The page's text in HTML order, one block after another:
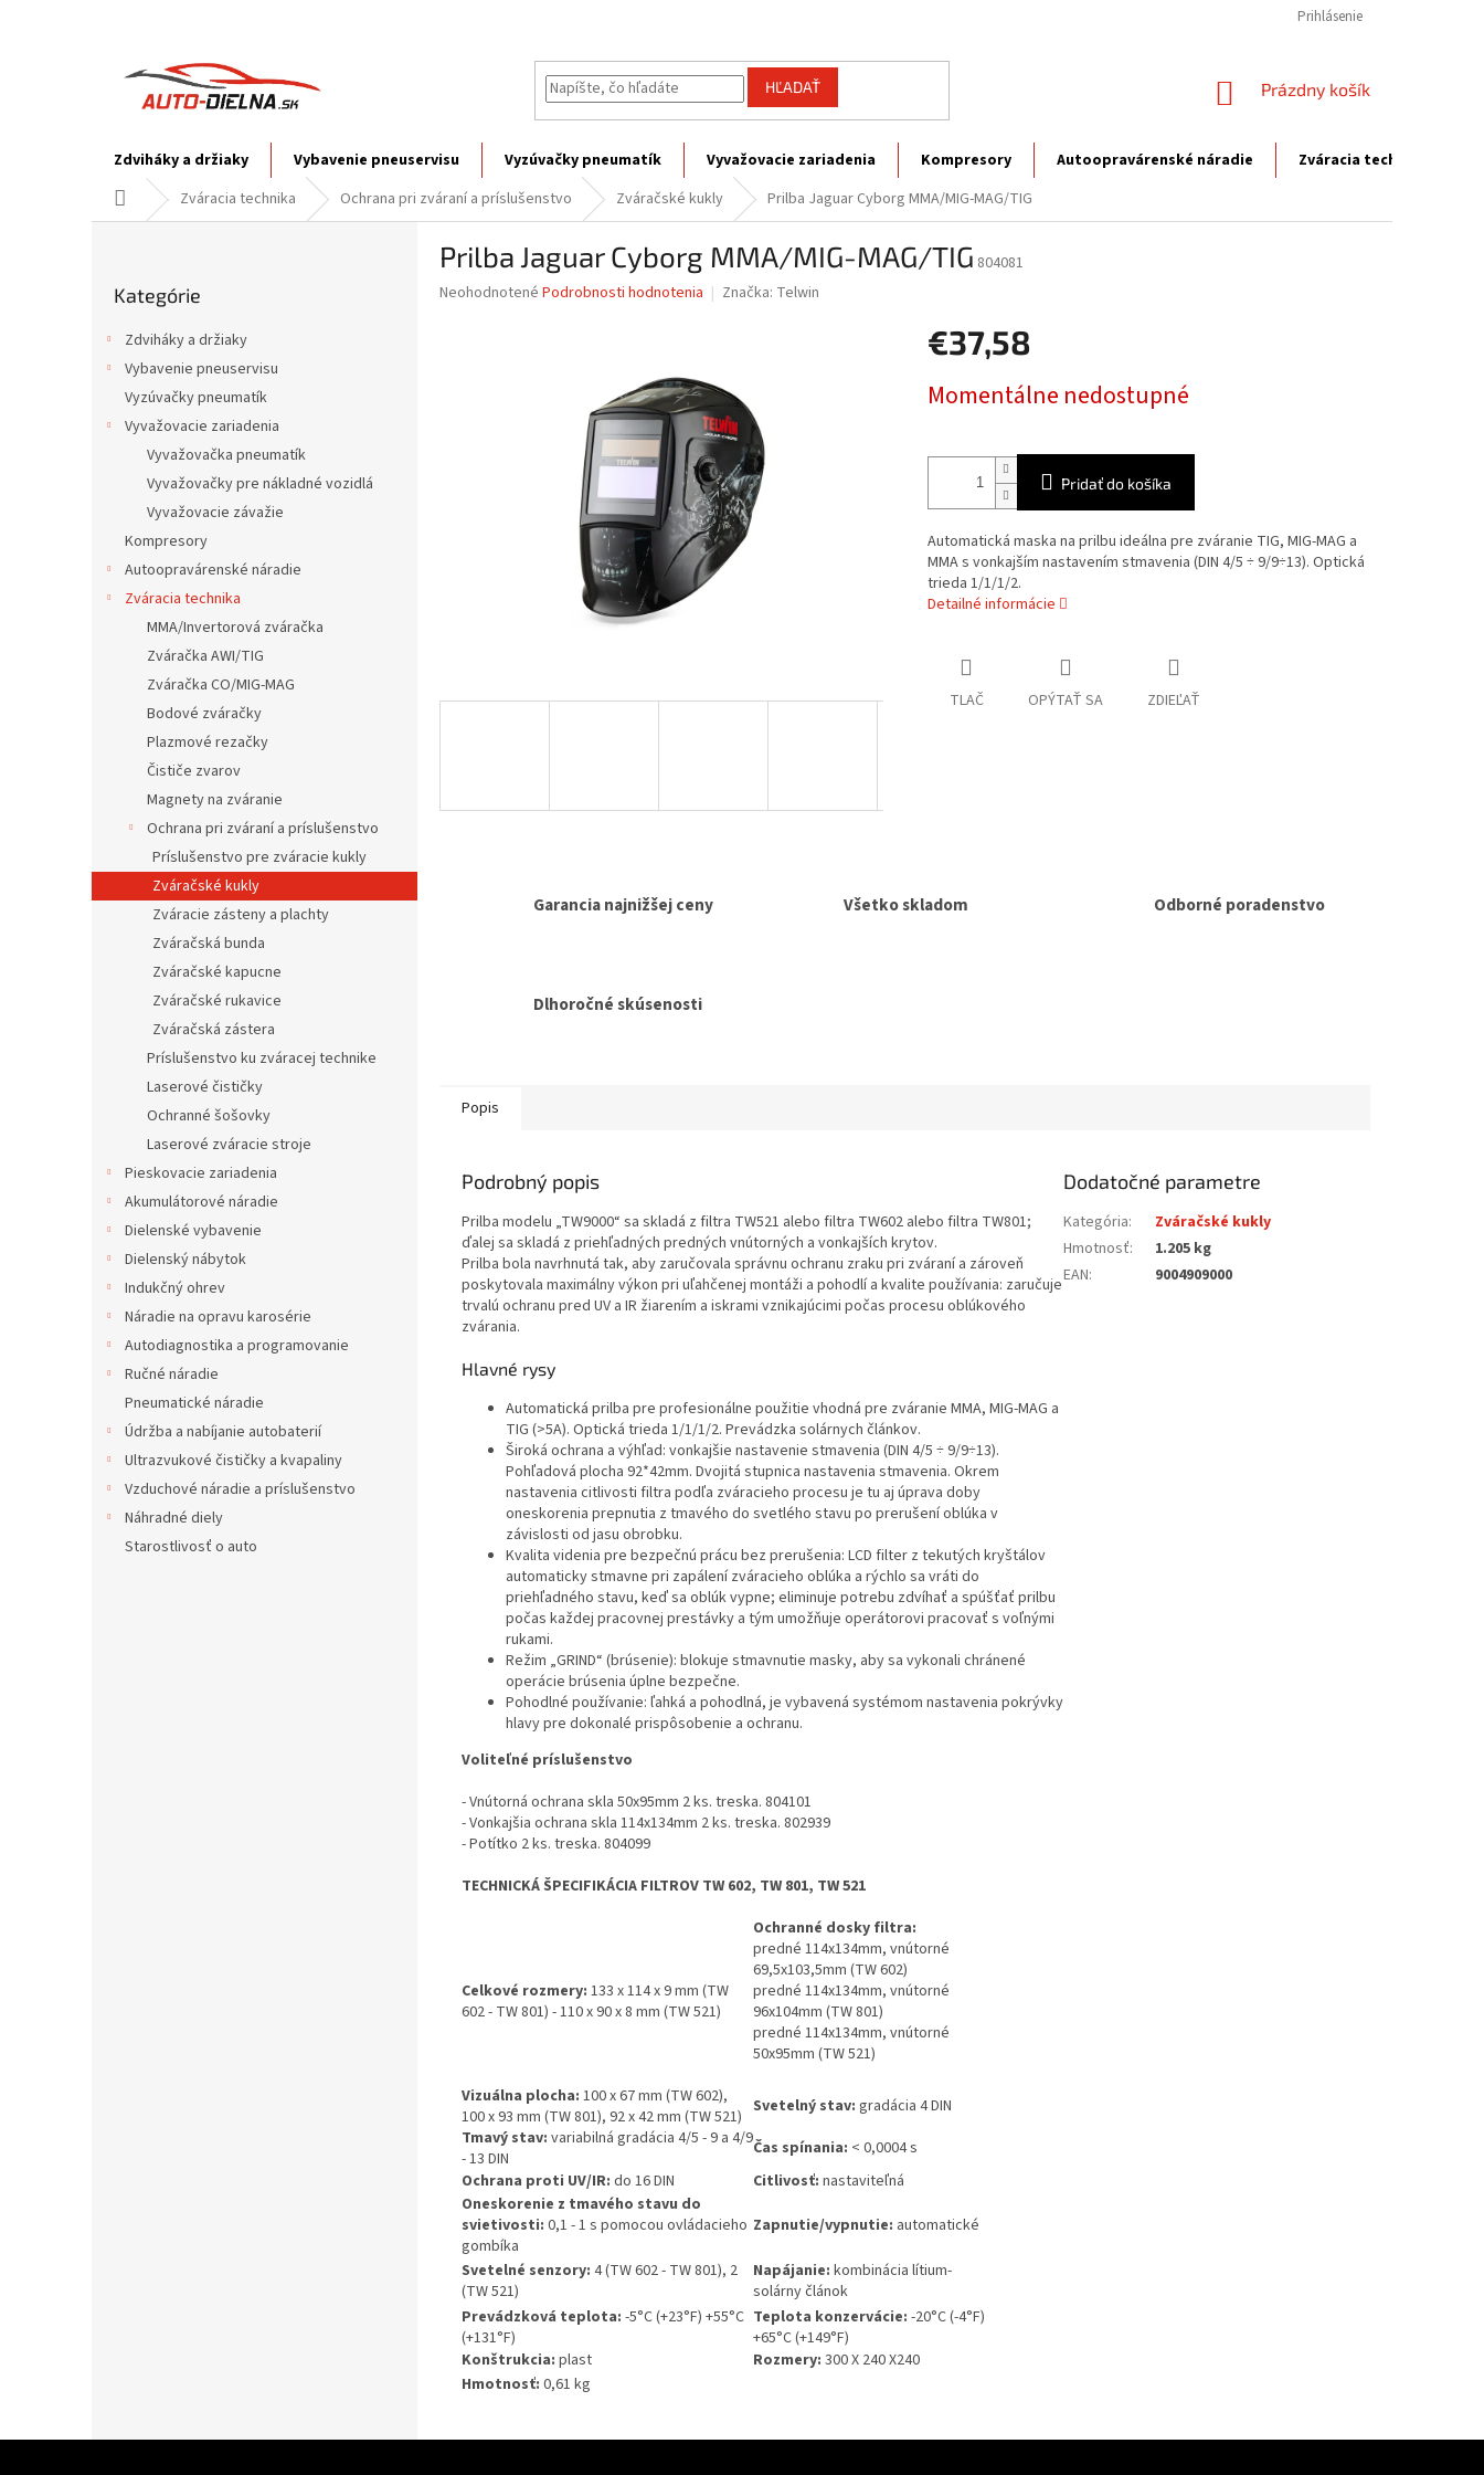
Prihlásenie
HĽADAŤ
NÁKUPNÝ
Prázdny košík
Zdviháky a držiaky Vybavenie pneuservisu Vyzúvačky pneumatík Vyvažovacie zariadenia Kompresory Autoopravárenské náradie Zváracia technika
Domov Zváracia technika Ochrana pri zváraní a príslušenstvo Zváračské kukly Prilba Jaguar Cyborg MMA/MIG-MAG/TIG
kategórie
Kategórie
Zdviháky a držiaky
Vybavenie pneuservisu
Vyzúvačky pneumatík
Vyvažovacie zariadenia
Vyvažovačka pneumatík
Vyvažovačky pre nákladné vozidlá
Vyvažovacie závažie
Kompresory
Autoopravárenské náradie
Zváracia technika
MMA/Invertorová zváračka
Zváračka AWI/TIG
Zváračka CO/MIG-MAG
Bodové zváračky
Plazmové rezačky
Čističe zvarov
Magnety na zváranie
Ochrana pri zváraní a príslušenstvo
Príslušenstvo pre zváracie kukly
Zváračské kukly
Zváracie zásteny a plachty
Zváračská bunda
Zváračské kapucne
Zváračské rukavice
Zváračská zástera
Príslušenstvo ku zváracej technike
Laserové čističky
Ochranné šošovky
Laserové zváracie stroje
Pieskovacie zariadenia
Akumulátorové náradie
Dielenské vybavenie
Dielenský nábytok
Indukčný ohrev
Náradie na opravu karosérie
Autodiagnostika a programovanie
Ručné náradie
Pneumatické náradie
Údržba a nabíjanie autobaterií
Ultrazvukové čističky a kvapaliny
Vzduchové náradie a príslušenstvo
Náhradné diely
Starostlivosť o auto
Prilba Jaguar Cyborg MMA/MIG-MAG/TIG 804081
Priemerné
Neohodnotené Podrobnosti hodnotenia Značka: Telwin
€37,58
cena:
Momentálne nedostupné
Pridať do košíka
Automatická maska na prilbu ideálna pre zváranie TIG, MIG-MAG a
MMA s vonkajším nastavením stmavenia (DIN 4/5 ÷ 9/9÷13). Optická
trieda 1/1/1/2.
Detailné informácie
TLAČ OPÝTAŤ SA ZDIEĽAŤ
Garancia najnižšej ceny Všetko skladom Odborné poradenstvo
Dlhoročné skúsenosti
Popis
Podrobný popis
Prilba modelu „TW9000“ sa skladá z filtra TW521 alebo filtra TW602 alebo filtra TW801;
ďalej sa skladá z priehľadných predných vnútorných a vonkajších krytov.
Prilba bola navrhnutá tak, aby zaručovala správnu ochranu zraku pri zváraní a zároveň
poskytovala maximálny výkon pri uľahčenej montáži a pohodlí a kvalite používania: zaručuje
trvalú ochranu pred UV a IR žiarením a iskrami vznikajúcimi počas procesu oblúkového
zvárania.
Hlavné rysy
Automatická prilba pre profesionálne použitie vhodná pre zváranie MMA, MIG-MAG a
TIG (>5A). Optická trieda 1/1/1/2. Prevádzka solárnych článkov.
Široká ochrana a výhľad: vonkajšie nastavenie stmavenia (DIN 4/5 ÷ 9/9÷13).
Pohľadová plocha 92*42mm. Dvojitá stupnica nastavenia stmavenia. Okrem
nastavenia citlivosti filtra podľa zváracieho procesu je tu aj úprava doby
oneskorenia prepnutia z tmavého do svetlého stavu po prerušení oblúka v
závislosti od jasu obrobku.
Kvalita videnia pre bezpečnú prácu bez prerušenia: LCD filter z tekutých kryštálov
automaticky stmavne pri zapálení zváracieho oblúka a rýchlo sa vráti do
priehľadného stavu, keď sa oblúk vypne; eliminuje potrebu zdvíhať a spúšťať prilbu
počas každej pracovnej prestávky a tým umožňuje operátorovi pracovať s voľnými
rukami.
Režim „GRIND“ (brúsenie): blokuje stmavnutie masky, aby sa vykonali chránené
operácie brúsenia úplne bezpečne.
Pohodlné používanie: ľahká a pohodlná, je vybavená systémom nastavenia pokrývky
hlavy pre dokonalé prispôsobenie a ochranu.
Voliteľné príslušenstvo
- Vnútorná ochrana skla 50x95mm 2 ks. treska. 804101
- Vonkajšia ochrana skla 114x134mm 2 ks. treska. 802939
- Potítko 2 ks. treska. 804099
TECHNICKÁ ŠPECIFIKÁCIA FILTROV TW 602, TW 801, TW 521
Celkové rozmery: 133 x 114 x 9 mm (TW
602 - TW 801) - 110 x 90 x 8 mm (TW 521)
Ochranné dosky filtra:
predné 114x134mm, vnútorné
69,5x103,5mm (TW 602)
predné 114x134mm, vnútorné
96x104mm (TW 801)
predné 114x134mm, vnútorné
50x95mm (TW 521)
Vizuálna plocha: 100 x 67 mm (TW 602),
100 x 93 mm (TW 801), 92 x 42 mm (TW 521) Svetelný stav: gradácia 4 DIN
Tmavý stav: variabilná gradácia 4/5 - 9 a 4/9
- 13 DIN
Čas spínania: < 0,0004 s
Ochrana proti UV/IR: do 16 DIN Citlivosť: nastaviteľná
Oneskorenie z tmavého stavu do
svietivosti: 0,1 - 1 s pomocou ovládacieho
gombíka
Zapnutie/vypnutie: automatické
Svetelné senzory: 4 (TW 602 - TW 801), 2
(TW 521)
Napájanie: kombinácia lítium-
solárny článok
Prevádzková teplota: -5°C (+23°F) +55°C
(+131°F)
Teplota konzervácie: -20°C (-4°F)
+65°C (+149°F)
Konštrukcia: plast Rozmery: 300 X 240 X240
Hmotnosť: 0,61 kg
Dodatočné parametre
Kategória:
Zváračské kukly
Hmotnosť:
1.205 kg
EAN: 9004909000